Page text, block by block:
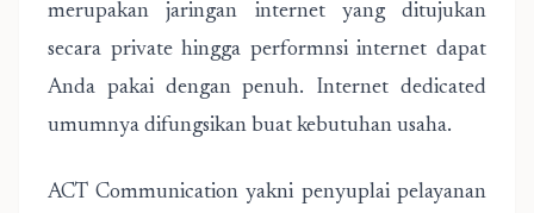
merupakan jaringan internet yang ditujukan
secara private hingga performnsi internet dapat
Anda pakai dengan penuh. Internet dedicated
umumnya difungsikan buat kebutuhan usaha.
ACT Communication yakni penyuplai pelayanan